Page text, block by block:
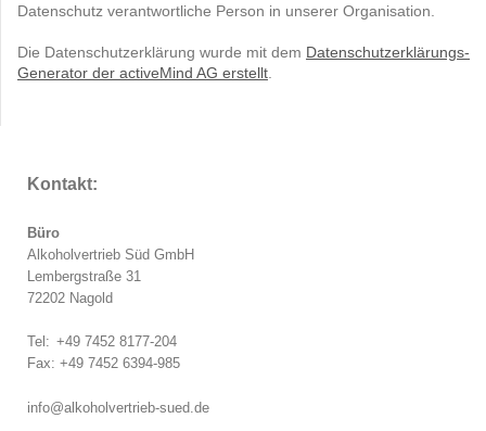
Datenschutz verantwortliche Person in unserer Organisation.
Die Datenschutzerklärung wurde mit dem Datenschutzerklärungs-
Generator der activeMind AG erstellt
Kontakt:
Büro
Alkoholvertrieb Süd GmbH
Lembergstraße 31
72202 Nagold
Tel: +49 7452 8177-204
Fax: +49 7452 6394-985
info@alkoholvertrieb-sued.de